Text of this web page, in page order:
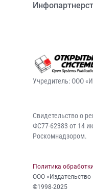
Учредитель: ООО
Свидетельство о
ФС77-62383 от 14
Роскомнадзором.
Политика
ООО «Издательство
©1998-2025